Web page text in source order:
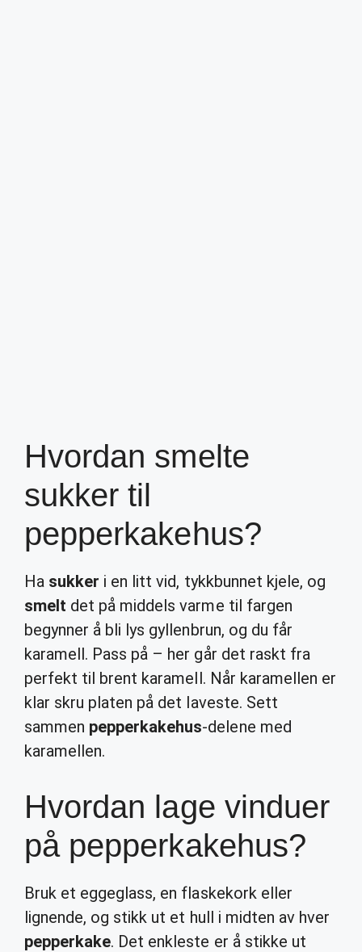
Hvordan smelte
sukker til
pepperkakehus?
Ha sukker i en litt vid, tykkbunnet kjele, og
smelt det på middels varme til fargen
begynner å bli lys gyllenbrun, og du får
karamell. Pass på – her går det raskt fra
perfekt til brent karamell. Når karamellen er
klar skru platen på det laveste. Sett
sammen pepperkakehus-delene med
karamellen.
Hvordan lage vinduer
på pepperkakehus?
Bruk et eggeglass, en flaskekork eller
lignende, og stikk ut et hull i midten av hver
pepperkake. Det enkleste er å stikke ut